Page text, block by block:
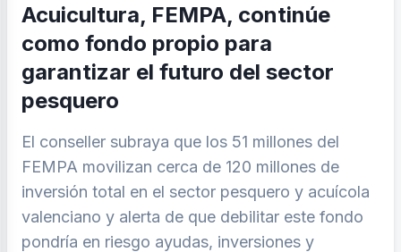
Acuicultura, FEMPA, continúe
como fondo propio para
garantizar el futuro del sector
pesquero
El conseller subraya que los 51 millones del
FEMPA movilizan cerca de 120 millones de
inversión total en el sector pesquero y acuícola
valenciano y alerta de que debilitar este fondo
pondría en riesgo ayudas, inversiones y